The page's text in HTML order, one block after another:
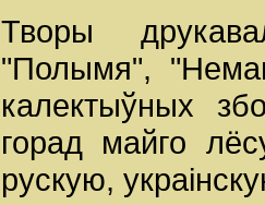
Творы
"Полымя",
калектыўных
горад майго
рускую,